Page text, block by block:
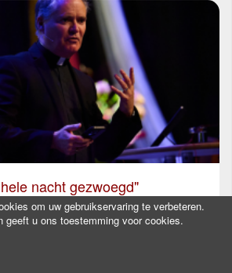
nacht gezwoegd"
ging in zijn inleiding op 12
de hele nacht gezwoegd’) in
om uw gebruikservaring te verbeteren.
geeft u ons toestemming voor cookies.